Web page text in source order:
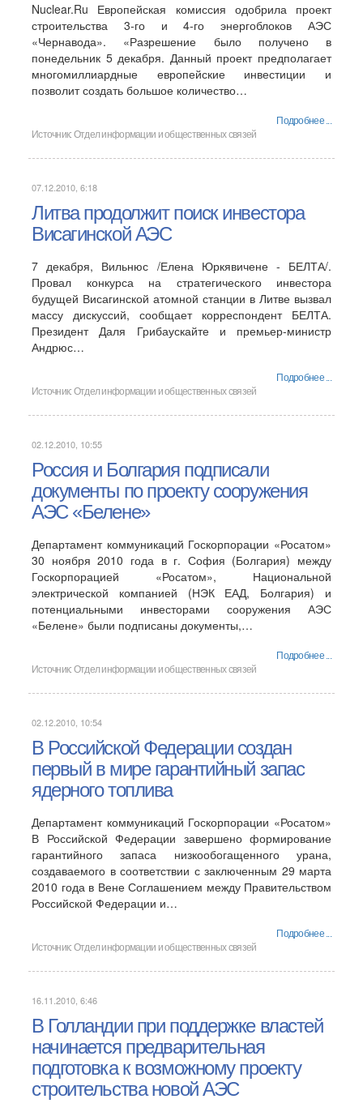
Nuclear.Ru Европейская комиссия одобрила проект
строительства 3-го и 4-го энергоблоков АЭС
«Чернавода». «Разрешение было получено в
понедельник 5 декабря. Данный проект предполагает
многомиллиардные европейские инвестиции и
позволит создать большое количество…
Подробнее ...
Источник:Отдел информации и общественных связей
07.12.2010, 6:18
Литва продолжит поиск инвестора
Висагинской АЭС
7 декабря, Вильнюс /Елена Юркявичене - БЕЛТА/.
Провал конкурса на стратегического инвестора
будущей Висагинской атомной станции в Литве вызвал
массу дискуссий, сообщает корреспондент БЕЛТА.
Президент Даля Грибаускайте и премьер-министр
Андрюс…
Подробнее ...
Источник:Отдел информации и общественных связей
02.12.2010, 10:55
Россия и Болгария подписали
документы по проекту сооружения
АЭС «Белене»
Департамент коммуникаций Госкорпорации «Росатом»
30 ноября 2010 года в г. София (Болгария) между
Госкорпорацией «Росатом», Национальной
электрической компанией (НЭК ЕАД, Болгария) и
потенциальными инвесторами сооружения АЭС
«Белене» были подписаны документы,…
Подробнее ...
Источник:Отдел информации и общественных связей
02.12.2010, 10:54
В Российской Федерации создан
первый в мире гарантийный запас
ядерного топлива
Департамент коммуникаций Госкорпорации «Росатом»
В Российской Федерации завершено формирование
гарантийного запаса низкообогащенного урана,
создаваемого в соответствии с заключенным 29 марта
2010 года в Вене Соглашением между Правительством
Российской Федерации и…
Подробнее ...
Источник:Отдел информации и общественных связей
16.11.2010, 6:46
В Голландии при поддержке властей
начинается предварительная
подготовка к возможному проекту
строительства новой АЭС